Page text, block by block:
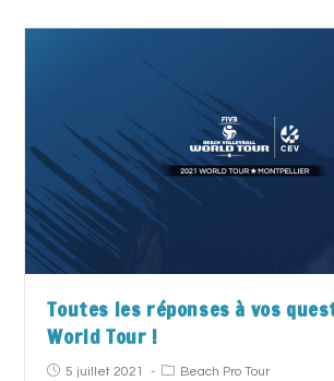
Toutes les réponses à vos
World Tour !
5 juillet 2021 Beach Pro Tour